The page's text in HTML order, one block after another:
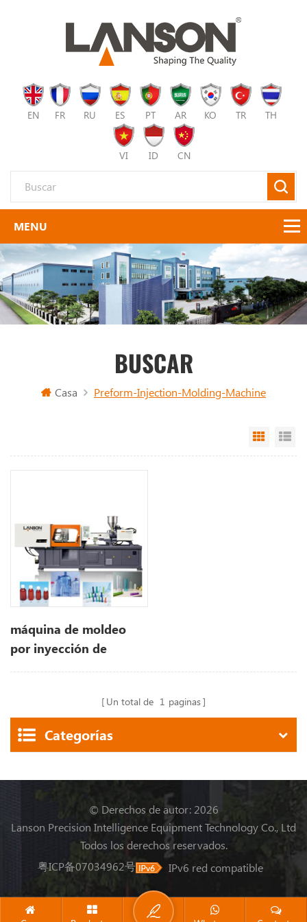
EN FR RU ES PT AR KO TR TH
VI ID CN
BUSCAR
Casa Preform-Injection-Molding-Machine
Grid
máquina de moldeo
por inyección de
plástico para mascotas
Un total de 1 paginas
Categorías
© Derechos de autor: 2026
Lanson Precision Intelligence Equipment Technology Co., Ltd
Todos los derechos reservados.
粤ICP备07034962号
IPv6 red compatible